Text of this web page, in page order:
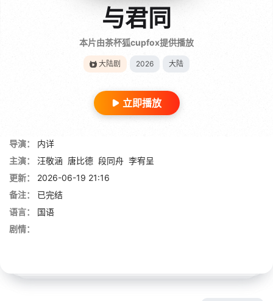
与君同
本片由茶杯狐cupfox提供播放
大陆剧 2026 大陆
立即播放
导演：
内详
主演：
汪敬涵 唐比德 段同舟 李宥呈
更新：
2026-06-19 21:16
备注：
已完结
语言：
国语
剧情：